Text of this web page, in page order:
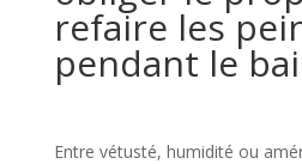
refaire les
pendant le
Entre vétusté, humidité ou